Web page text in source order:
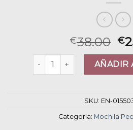
€38.00 €
mochila pequeña mujer
AÑADIR
SKU: EN-
Categoría: Mochila